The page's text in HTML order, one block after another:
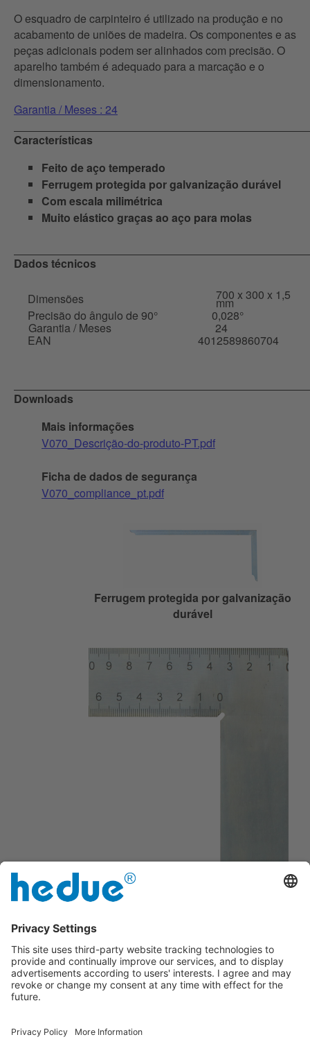
O esquadro de carpinteiro é utilizado na produção e no
acabamento de uniões de madeira. Os componentes e as
peças adicionais podem ser alinhados com precisão. O
aparelho também é adequado para a marcação e o
dimensionamento.
Garantia / Meses : 24
Características
Feito de aço temperado
Ferrugem protegida por galvanização durável
Com escala milimétrica
Muito elástico graças ao aço para molas
Dados técnicos
Dimensões 700 x 300 x 1,5
mm
Precisão do ângulo de 90° 0,028°
Garantia / Meses 24
EAN 4012589860704
Downloads
Mais informações
V070_Descrição-do-produto-PT.pdf
Ficha de dados de segurança
V070_compliance_pt.pdf
Ferrugem protegida por galvanização
durável
Com escala milimétrica